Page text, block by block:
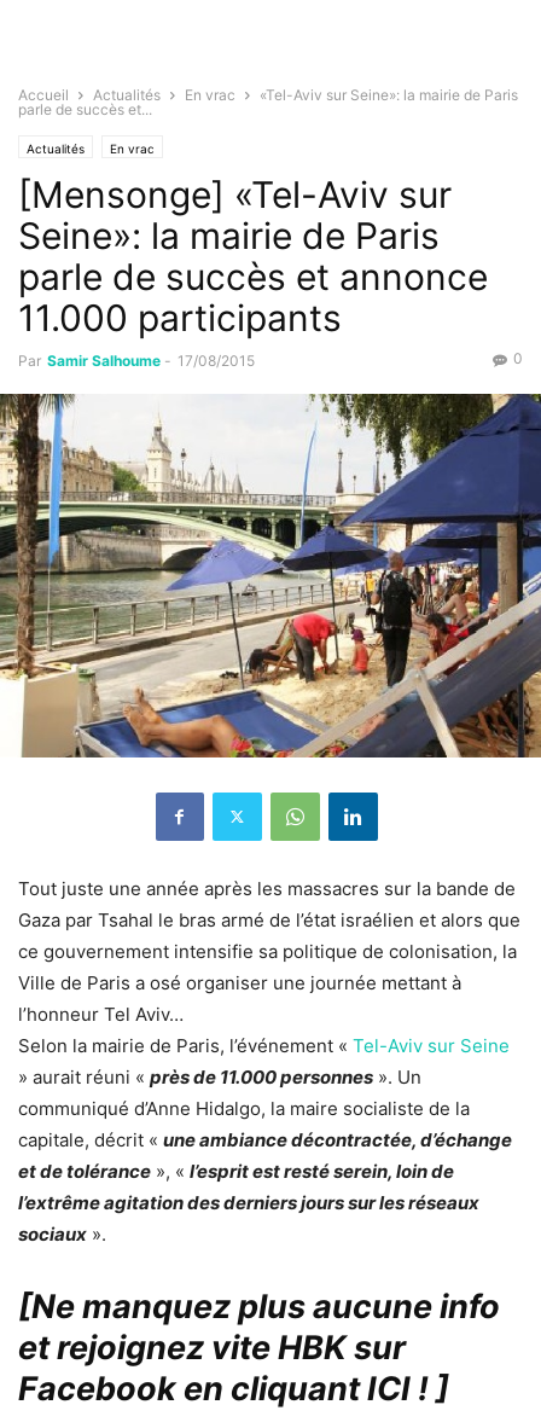
Accueil Actualités En vrac
«Tel-Aviv sur Seine»: la mairie de Paris
parle de succès et...
Actualités En vrac
[Mensonge] «Tel-Aviv sur
Seine»: la mairie de Paris
parle de succès et annonce
11.000 participants
Par Samir Salhoume - 17/08/2015 0
Tout juste une année après les massacres sur la bande de
Gaza par Tsahal le bras armé de l’état israélien et alors que
ce gouvernement intensifie sa politique de colonisation, la
Ville de Paris a osé organiser une journée mettant à
l’honneur Tel Aviv…
Selon la mairie de Paris, l’événement « Tel-Aviv sur Seine
» aurait réuni « près de 11.000 personnes ». Un
communiqué d’Anne Hidalgo, la maire socialiste de la
capitale, décrit « une ambiance décontractée, d’échange
et de tolérance », « l’esprit est resté serein, loin de
l’extrême agitation des derniers jours sur les réseaux
sociaux ».
[Ne manquez plus aucune info
et rejoignez vite HBK sur
Facebook en cliquant ICI !]